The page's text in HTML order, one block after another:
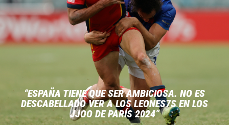
“ESPAÑA TIENE QUE SER AMBICIOSA. NO ES
DESCABELLADO VER A LOS LEONES7S EN LOS
JJOO DE PARÍS 2024”